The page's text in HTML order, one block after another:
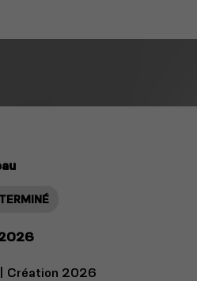
Création 2026